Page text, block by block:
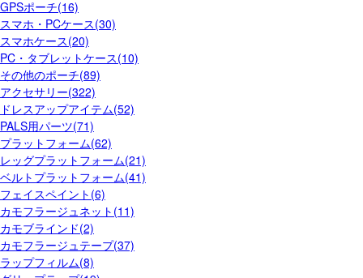
GPSポーチ(16)
スマホ・PCケース(30)
スマホケース(20)
PC・タブレットケース(10)
その他のポーチ(89)
アクセサリー(322)
ドレスアップアイテム(52)
PALS用パーツ(71)
プラットフォーム(62)
レッグプラットフォーム(21)
ベルトプラットフォーム(41)
フェイスペイント(6)
カモフラージュネット(11)
カモブラインド(2)
カモフラージュテープ(37)
ラップフィルム(8)